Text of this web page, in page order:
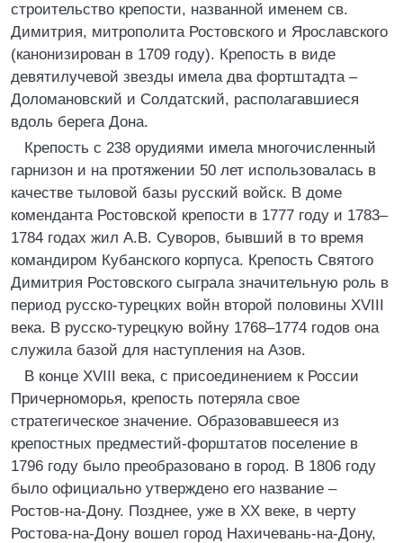
строительство крепости, названной именем св.
Димитрия, митрополита Ростовского и Ярославского
(канонизирован в 1709 году). Крепость в виде
девятилучевой звезды имела два фортштадта –
Доломановский и Солдатский, располагавшиеся
вдоль берега Дона.
Крепость с 238 орудиями имела многочисленный
гарнизон и на протяжении 50 лет использовалась в
качестве тыловой базы русский войск. В доме
коменданта Ростовской крепости в 1777 году и 1783–
1784 годах жил А.В. Суворов, бывший в то время
командиром Кубанского корпуса. Крепость Святого
Димитрия Ростовского сыграла значительную роль в
период русско-турецких войн второй половины ХVIII
века. В русско-турецкую войну 1768–1774 годов она
служила базой для наступления на Азов.
В конце XVIII века, с присоединением к России
Причерноморья, крепость потеряла свое
стратегическое значение. Образовавшееся из
крепостных предместий-форштатов поселение в
1796 году было преобразовано в город. В 1806 году
было официально утверждено его название –
Ростов-на-Дону. Позднее, уже в ХХ веке, в черту
Ростова-на-Дону вошел город Нахичевань-на-Дону,